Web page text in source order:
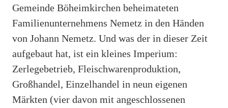
Gemeinde Böheimkirchen beheimateten
Familienunternehmens Nemetz in den Händen
von Johann Nemetz. Und was der in dieser Zeit
aufgebaut hat, ist ein kleines Imperium:
Zerlegebetrieb, Fleischwarenproduktion,
Großhandel, Einzelhandel in neun eigenen
Märkten (vier davon mit angeschlossenen